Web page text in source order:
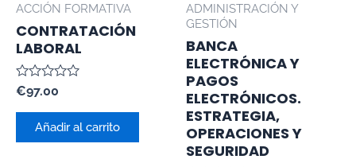
ACCIÓN FORMATIVA
CONTRATACIÓN
LABORAL
Valorado
con
0
€97.00
Añadir al carrito
ADMINISTRACIÓN Y
GESTIÓN
BANCA
ELECTRÓNICA Y
PAGOS
ELECTRÓNICOS.
ESTRATEGIA,
OPERACIONES Y
SEGURIDAD